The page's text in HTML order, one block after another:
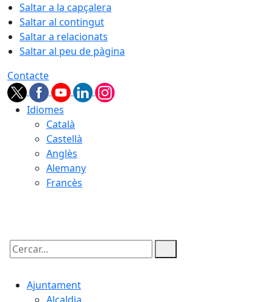
Saltar a la capçalera
Saltar al contingut
Saltar a relacionats
Saltar al peu de pàgina
Contacte
Idiomes
Català
Castellà
Anglès
Alemany
Francès
Cercar:
Ajuntament